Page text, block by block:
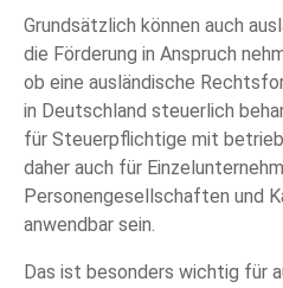
Grundsätzlich können auch
die Förderung in Anspruch
ob eine ausländische
in Deutschland steuerlich
für Steuerpflichtige mit
daher auch für
Personengesellschaften und
anwendbar sein.
Das ist besonders wichtig für